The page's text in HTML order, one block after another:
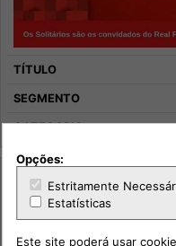
Opções:
Estritamente
Estatísticas
Este site poderá usar